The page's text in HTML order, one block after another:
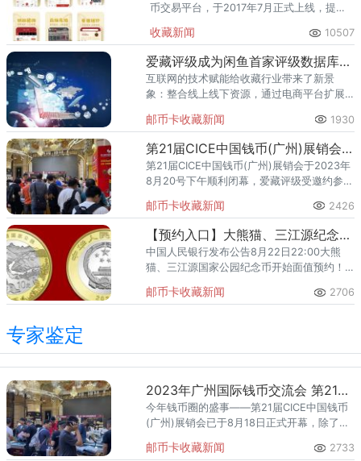
币交易平台，于2017年7月正式上线，提供
引领了中国钱币收藏产业交易模式的转型‌。
现APP注册用户几百
收藏新闻 10507
爱藏评级成为闲鱼首家评级数据库战略合作机构，助力收藏行业智能化发展
互联网的技术赋能给收藏行业带来了新景
象：整合线上线下资源，通过电商平台扩展
货创造互动性强的营销场景氛围，进而打破
传统销售的时空限制，提升产品流
邮币卡收藏新闻 1930
第21届CICE中国钱币(广州)展销会完满闭幕 爱藏评级为保真护航致力未来
第21届CICE中国钱币(广州)展销会于2023年
8月20号下午顺利闭幕，爱藏评级受邀约参与
供现场鉴定评分服务，满足了在现场收藏爱
好者马上送评
邮币卡收藏新闻 2426
【预约入口】大熊猫、三江源纪念币22:00在农行预约，预约入口在此！
中国人民银行发布公告8月22日22:00大熊
猫、三江源国家公园纪念币开始面值预约！
信入口大家可以提前收藏▲大熊猫国家公园
邮币卡收藏新闻 2706
专家鉴定
2023年广州国际钱币交流会 第21届CICE中国钱币(广州)展销会藏品应该有尽有
今年钱币圈的盛事——第21届CICE中国钱币
(广州)展销会已于8月18日正式开幕，除了交
有老精稀俱乐部成立展出价值数亿的珍稀钱
邮币卡收藏新闻 2733